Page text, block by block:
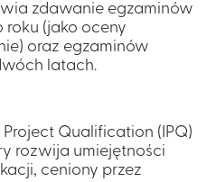
zdawanie egzaminów
roku (jako oceny
oraz egzaminów
latach.
Qualification (IPQ)
rozwija umiejętności
ceniony przez